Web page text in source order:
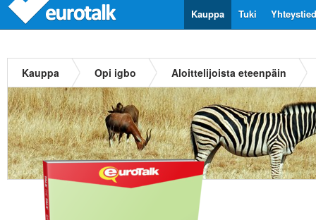
Tuki
Kauppa
Kauppa Opi igbo Aloittelijoista eteenpäin